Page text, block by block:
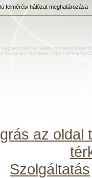
felmérési hálózat meghatározása
az alábbi formátumokban
Document formátum:
http://terratis.hu/
az oldal
Szolgáltatás